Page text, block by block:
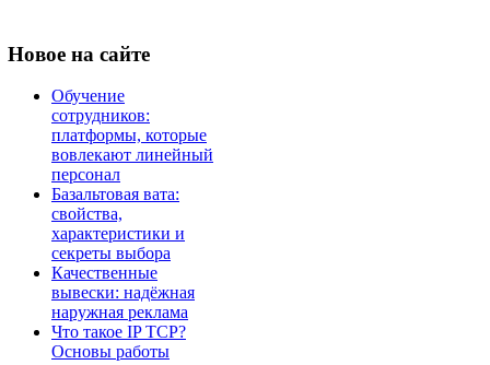
Новое на сайте
Обучение
сотрудников:
платформы, которые
вовлекают линейный
персонал
Базальтовая вата:
свойства,
характеристики и
секреты выбора
Качественные
вывески: надёжная
наружная реклама
Что такое IP TCP?
Основы работы